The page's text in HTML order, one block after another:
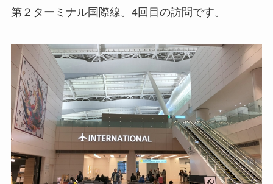
第２ターミナル国際線。4回目の訪問です。